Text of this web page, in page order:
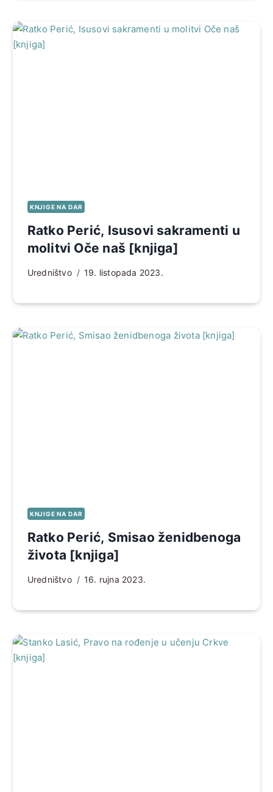
KNJIGE NA DAR
Ratko Perić, Isusovi sakramenti u
molitvi Oče naš [knjiga]
Uredništvo 19. listopada 2023.
KNJIGE NA DAR
Ratko Perić, Smisao ženidbenoga
života [knjiga]
Uredništvo 16. rujna 2023.